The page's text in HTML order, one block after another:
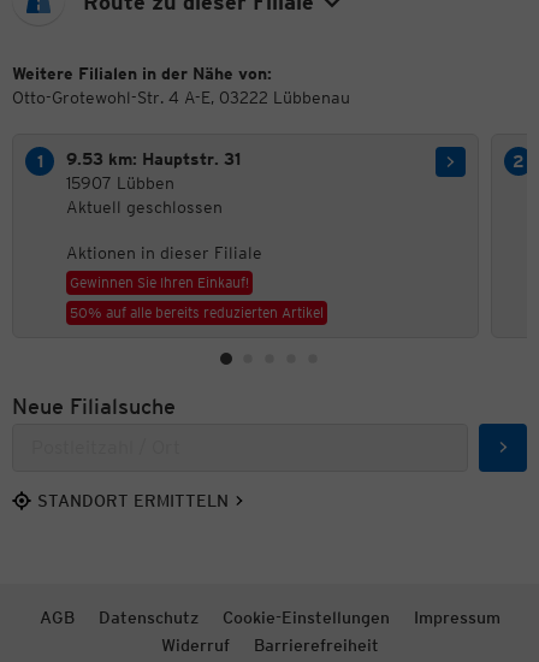
Weitere Filialen in der Nähe von:
Otto-Grotewohl-Str. 4 A-E, 03222 Lübbenau
9.53 km: Hauptstr. 31
15907 Lübben
Aktuell geschlossen
Aktionen in dieser Filiale
Gewinnen Sie Ihren Einkauf!
50% auf alle bereits reduzierten Artikel
Neue Filialsuche
STANDORT ERMITTELN
AGB Datenschutz Cookie-Einstellungen
Impressum
Widerruf
Barrierefreiheit